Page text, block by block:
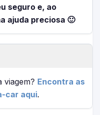
seguro e, ao
ajuda preciosa 🙂
viagem? Encontra as
car aqui.